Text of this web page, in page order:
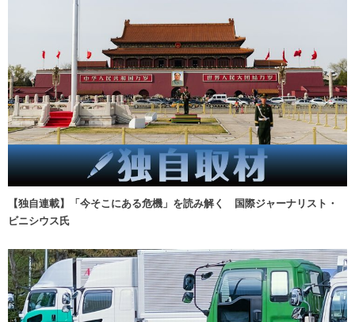
【独自連載】「今そこにある危機」を読み解く 国際ジャーナリスト・
ビニシウス氏